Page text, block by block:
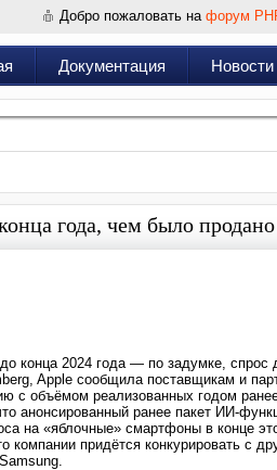
Добро пожаловать на форум
Документация Новости
года, чем было
конца 2024 года — по задумке, спрос
Apple сообщила поставщикам и
с объёмом реализованных годом
анонсированный ранее пакет ИИ-
на «яблочные» смартфоны в конце
компании придётся конкурировать с